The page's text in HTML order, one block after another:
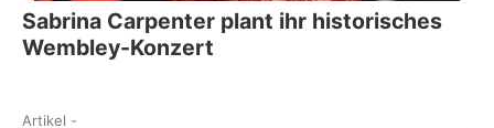
Sabrina Carpenter plant ihr historisches
Wembley-Konzert
Artikel -